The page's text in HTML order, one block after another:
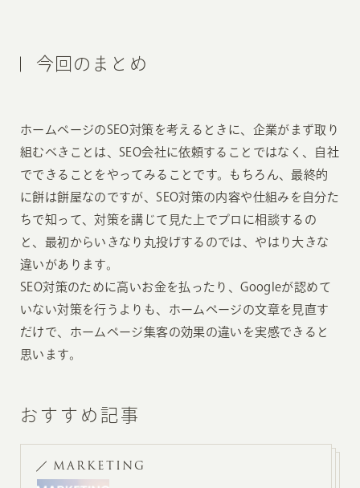
今回のまとめ
ホームページのSEO対策を考えるときに、企業がまず取り
組むべきことは、SEO会社に依頼することではなく、自社
でできることをやってみることです。もちろん、最終的
に餅は餅屋なのですが、SEO対策の内容や仕組みを自分た
ちで知って、対策を講じて見た上でプロに相談するの
と、最初からいきなり丸投げするのでは、やはり大きな
違いがあります。
SEO対策のために高いお金を払ったり、Googleが認めて
いない対策を行うよりも、ホームページの文章を見直す
だけで、ホームページ集客の効果の違いを実感できると
思います。
おすすめ記事
MARKETING